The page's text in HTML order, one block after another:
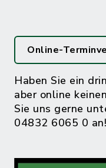
Online-
Haben Sie ein
aber online
Sie uns gerne
04832 6065 0 an!